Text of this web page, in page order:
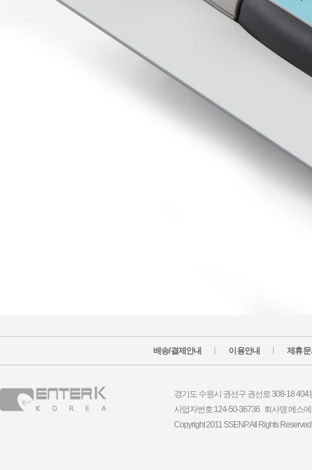
배송/결제안내 이용안내 제휴문
경기도 수원시 권선구 권선로 308-18
사업자번호:124-50-36736 회사명:에스
Copyright 2011 SSENP. All Rights Reserved